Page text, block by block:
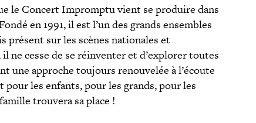
le Concert Impromptu vient se produire dans
en 1991, il est l’un des grands ensembles
présent sur les scènes nationales et
ne cesse de se réinventer et d’explorer toutes
une approche toujours renouvelée à l’écoute
les enfants, pour les grands, pour les
trouvera sa place !